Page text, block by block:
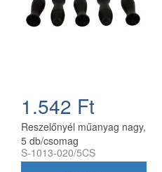
1.542 Ft
Reszelőnyél műanyag nagy,
5 db/csomag
S-1013-020/5CS